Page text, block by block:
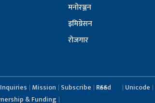
मनोरञ्जन
इमिग्रेसन
रोजगार
Inquiries Mission Subscribe RSS Feed Unicode
& Funding